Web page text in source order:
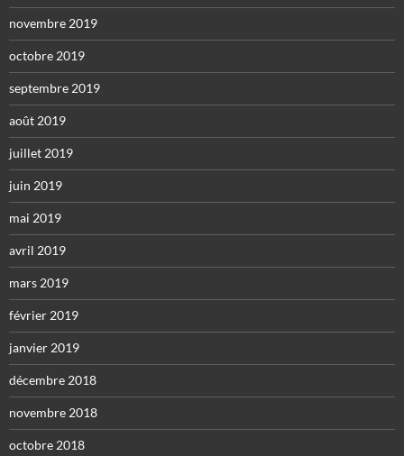
novembre 2019
octobre 2019
septembre 2019
août 2019
juillet 2019
juin 2019
mai 2019
avril 2019
mars 2019
février 2019
janvier 2019
décembre 2018
novembre 2018
octobre 2018